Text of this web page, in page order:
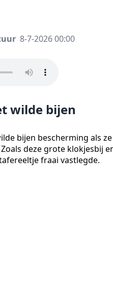
8-7-2026 00:00
wilde bijen
bijen bescherming als
deze grote klokjesbij
fraai vastlegde.